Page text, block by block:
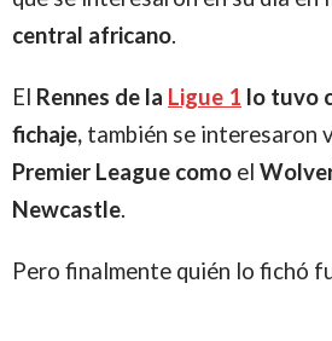
central africano.
El Rennes de la Ligue 1 lo tuvo
fichaje, también se interesaron
Premier League como el
Newcastle.
Pero finalmente quién lo fichó